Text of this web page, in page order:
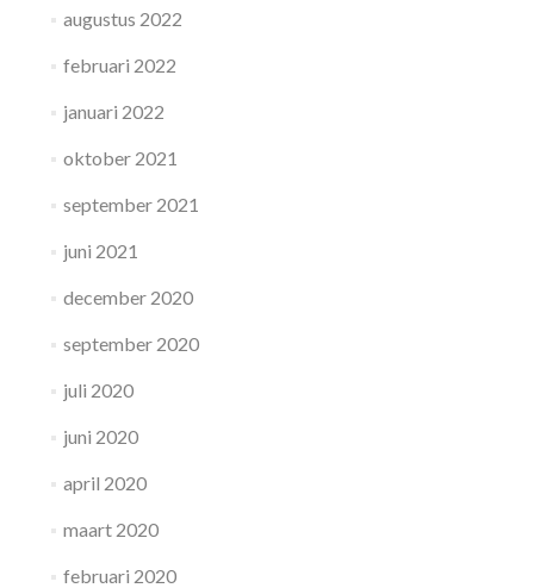
augustus 2022
februari 2022
januari 2022
oktober 2021
september 2021
juni 2021
december 2020
september 2020
juli 2020
juni 2020
april 2020
maart 2020
februari 2020